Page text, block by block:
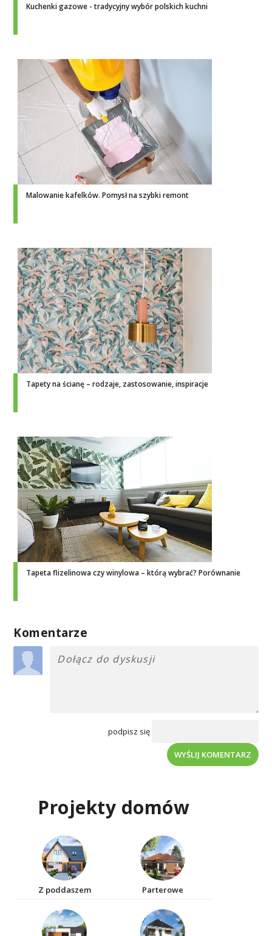
Kuchenki gazowe - tradycyjny wybór polskich kuchni
Malowanie kafelków. Pomysł na szybki remont
Tapety na ścianę – rodzaje, zastosowanie, inspiracje
Tapeta flizelinowa czy winylowa – którą wybrać? Porównanie
Komentarze
podpisz się
WYŚLIJ KOMENTARZ
Projekty domów
Z poddaszem Parterowe